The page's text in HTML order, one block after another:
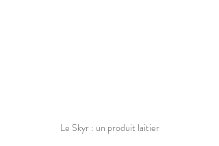
Le Skyr : un produit laitier